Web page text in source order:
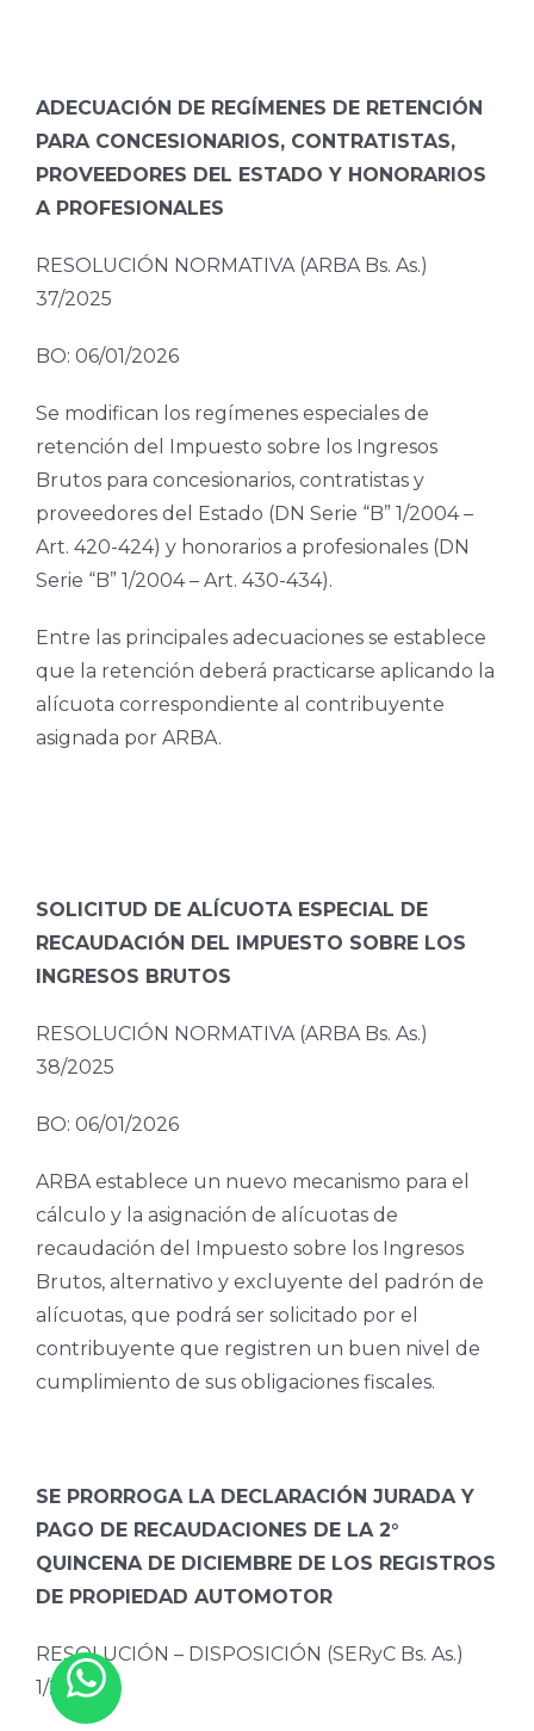
ADECUACIÓN DE REGÍMENES DE RETENCIÓN
PARA CONCESIONARIOS, CONTRATISTAS,
PROVEEDORES DEL ESTADO Y HONORARIOS
A PROFESIONALES
RESOLUCIÓN NORMATIVA (ARBA Bs. As.)
37/2025
BO: 06/01/2026
Se modifican los regímenes especiales de
retención del Impuesto sobre los Ingresos
Brutos para concesionarios, contratistas y
proveedores del Estado (DN Serie “B” 1/2004 –
Art. 420-424) y honorarios a profesionales (DN
Serie “B” 1/2004 – Art. 430-434).
Entre las principales adecuaciones se establece
que la retención deberá practicarse aplicando la
alícuota correspondiente al contribuyente
asignada por ARBA.
SOLICITUD DE ALÍCUOTA ESPECIAL DE
RECAUDACIÓN DEL IMPUESTO SOBRE LOS
INGRESOS BRUTOS
RESOLUCIÓN NORMATIVA (ARBA Bs. As.)
38/2025
BO: 06/01/2026
ARBA establece un nuevo mecanismo para el
cálculo y la asignación de alícuotas de
recaudación del Impuesto sobre los Ingresos
Brutos, alternativo y excluyente del padrón de
alícuotas, que podrá ser solicitado por el
contribuyente que registren un buen nivel de
cumplimiento de sus obligaciones fiscales.
SE PRORROGA LA DECLARACIÓN JURADA Y
PAGO DE RECAUDACIONES DE LA 2°
QUINCENA DE DICIEMBRE DE LOS REGISTROS
DE PROPIEDAD AUTOMOTOR
RESOLUCIÓN – DISPOSICIÓN (SERyC Bs. As.)
1/2026